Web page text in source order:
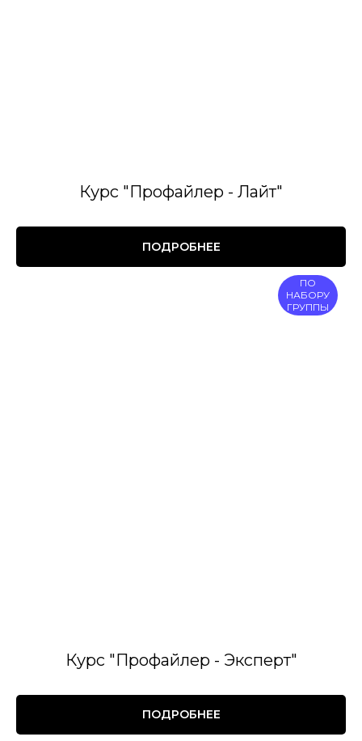
Курс "Профайлер - Лайт"
ПОДРОБНЕЕ
ПО
НАБОРУ
ГРУППЫ
Курс "Профайлер - Эксперт"
ПОДРОБНЕЕ